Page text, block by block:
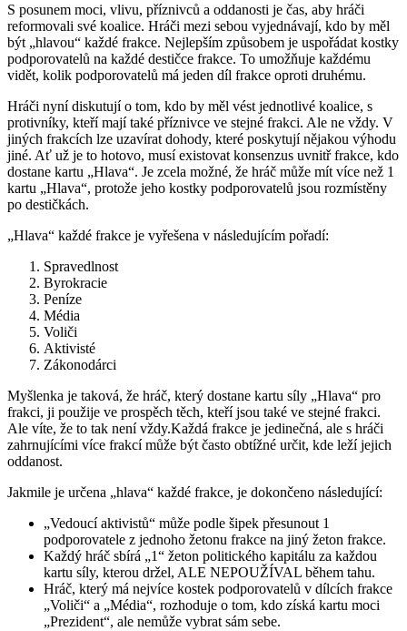
S posunem moci, vlivu, příznivců a oddanosti je čas, aby hráči
reformovali své koalice. Hráči mezi sebou vyjednávají, kdo by měl
být „hlavou“ každé frakce. Nejlepším způsobem je uspořádat kostky
podporovatelů na každé destičce frakce. To umožňuje každému
vidět, kolik podporovatelů má jeden díl frakce oproti druhému.
Hráči nyní diskutují o tom, kdo by měl vést jednotlivé koalice, s
protivníky, kteří mají také příznivce ve stejné frakci. Ale ne vždy. V
jiných frakcích lze uzavírat dohody, které poskytují nějakou výhodu
jiné. Ať už je to hotovo, musí existovat konsenzus uvnitř frakce, kdo
dostane kartu „Hlava“. Je zcela možné, že hráč může mít více než 1
kartu „Hlava“, protože jeho kostky podporovatelů jsou rozmístěny
po destičkách.
„Hlava“ každé frakce je vyřešena v následujícím pořadí:
Spravedlnost
Byrokracie
Peníze
Média
Voliči
Aktivisté
Zákonodárci
Myšlenka je taková, že hráč, který dostane kartu síly „Hlava“ pro
frakci, ji použije ve prospěch těch, kteří jsou také ve stejné frakci.
Ale víte, že to tak není vždy.Každá frakce je jedinečná, ale s hráči
zahrnujícími více frakcí může být často obtížné určit, kde leží jejich
oddanost.
Jakmile je určena „hlava“ každé frakce, je dokončeno následující:
„Vedoucí aktivistů“ může podle šipek přesunout 1
podporovatele z jednoho žetonu frakce na jiný žeton frakce.
Každý hráč sbírá „1“ žeton politického kapitálu za každou
kartu síly, kterou držel, ALE NEPOUŽÍVAL během tahu.
Hráč, který má nejvíce kostek podporovatelů v dílcích frakce
„Voliči“ a „Média“, rozhoduje o tom, kdo získá kartu moci
„Prezident“, ale nemůže vybrat sám sebe.